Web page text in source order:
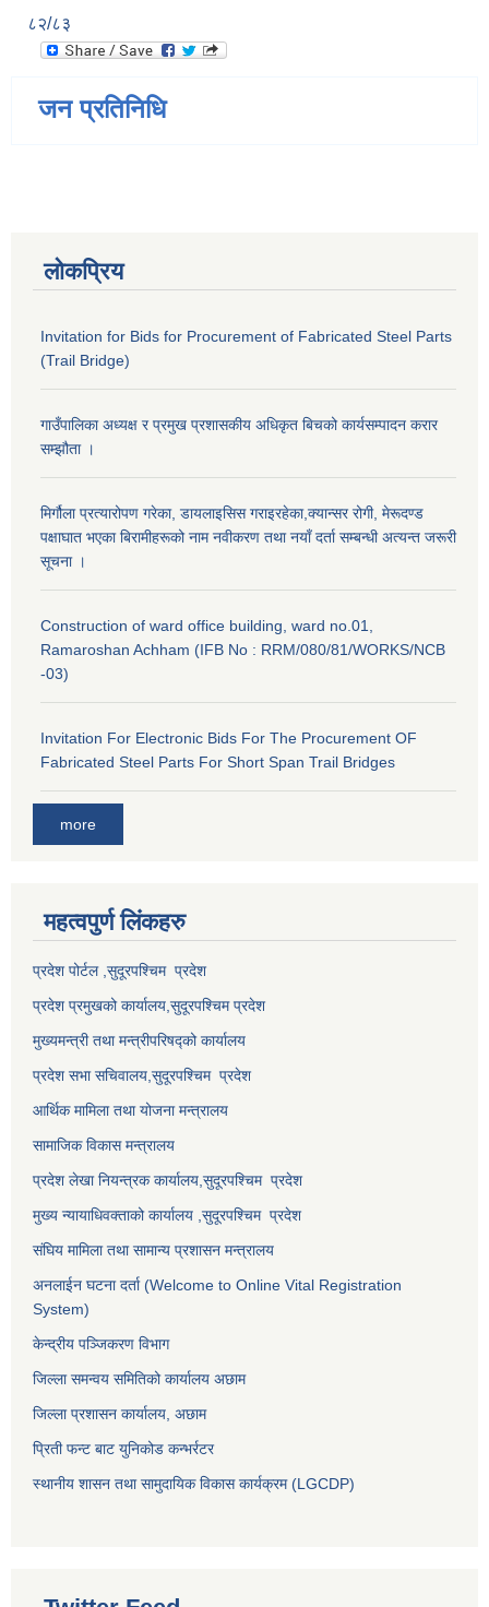
८२/८३
जन प्रतिनिधि
लोकप्रिय
Invitation for Bids for Procurement of Fabricated Steel Parts
(Trail Bridge)
गाउँपालिका अध्यक्ष र प्रमुख प्रशासकीय अधिकृत बिचको कार्यसम्पादन करार
सम्झौता ।
मिर्गौला प्रत्यारोपण गरेका, डायलाइसिस गराइरहेका,क्यान्सर रोगी, मेरूदण्ड
पक्षाघात भएका बिरामीहरूको नाम नवीकरण तथा नयाँ दर्ता सम्बन्धी अत्यन्त जरूरी
सूचना ।
Construction of ward office building, ward no.01,
Ramaroshan Achham (IFB No : RRM/080/81/WORKS/NCB
-03)
Invitation For Electronic Bids For The Procurement OF
Fabricated Steel Parts For Short Span Trail Bridges
more
महत्वपुर्ण लि‌ंकहरु
प्रदेश पोर्टल ,सुदूरपश्चिम प्रदेश
प्रदेश प्रमुखको कार्यालय, सुदूरपश्चिमप्रदेश
मुख्यमन्त्री तथा मन्त्रीपरिषद्को कार्यालय
प्रदेश सभा सचिवालय, सुदूरपश्चिम प्रदेश
आर्थिक मामिला तथा योजना मन्त्रालय
सामाजिक विकास मन्त्रालय
प्रदेश लेखा नियन्त्रक कार्यालय, सुदूरपश्चिम प्रदेश
मुख्य न्यायाधिवक्ताको कार्यालय , सुदूरपश्चिम प्रदेश
संघिय मामिला तथा सामान्य प्रशासन मन्त्रालय
अनलाईन घटना दर्ता (Welcome to Online Vital Registration
System)
केन्द्रीय पञ्जिकरण विभाग
जिल्ला समन्वय समितिको कार्यालय अछाम
जिल्ला प्रशासन कार्यालय, अछाम
प्रिती फन्ट बाट युनिकोड कन्भर्रटर
स्थानीय शासन तथा सामुदायिक विकास कार्यक्रम (LGCDP)